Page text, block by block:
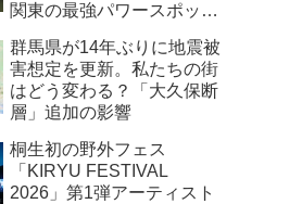
関東の最強パワースポット
群馬県が14年ぶりに地震被
害想定を更新。私たちの街
はどう変わる？「大久保断
層」追加の影響
桐生初の野外フェス
「KIRYU FESTIVAL
2026」第1弾アーティスト